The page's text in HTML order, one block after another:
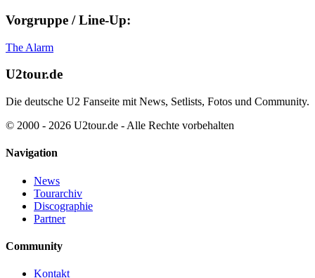
Vorgruppe / Line-Up:
The Alarm
U2tour.de
Die deutsche U2 Fanseite mit News, Setlists, Fotos und Community.
© 2000 - 2026 U2tour.de - Alle Rechte vorbehalten
Navigation
News
Tourarchiv
Discographie
Partner
Community
Kontakt